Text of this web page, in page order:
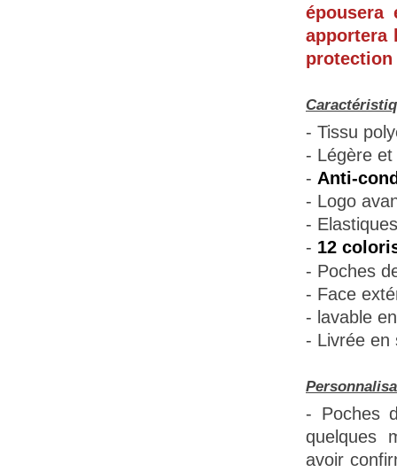
épousera
apportera
protection
- Tissu
- Légère
- Anti-
- Logo
-
- 12
- Poches
- Face
- lavable
- Livrée en
- Poches
quelques
avoir